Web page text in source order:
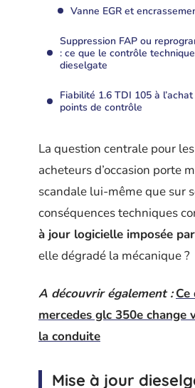
Vanne EGR et
Suppression FAP ou
: ce que le contrôle
dieselgate
Fiabilité 1.6 TDI 105 à l’achat
points de contrôle
La question centrale pour
acheteurs d’occasion porte
scandale lui-même que sur
conséquences techniques
à jour logicielle imposée
elle dégradé la mécanique ?
A découvrir également : Ce
mercedes glc 350e change
la conduite
Mise à jour